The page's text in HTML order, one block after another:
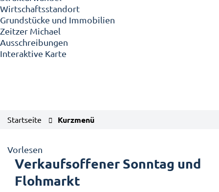
Wirtschaftsstandort
Grundstücke und Immobilien
Zeitzer Michael
Ausschreibungen
Interaktive Karte
Startseite Kurzmenü
Vorlesen
Verkaufsoffener Sonntag und
Flohmarkt